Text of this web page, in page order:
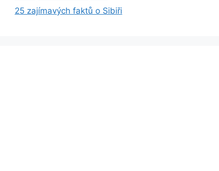
25 zajímavých faktů o Sibiři